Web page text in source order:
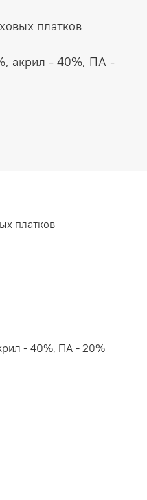
платков
акрил - 40%, ПА -
платков
- 40%, ПА - 20%